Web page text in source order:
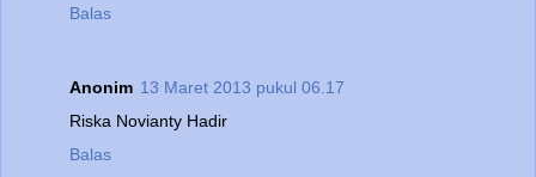
Balas
Anonim 13 Maret 2013 pukul 06.17
Riska Novianty Hadir
Balas